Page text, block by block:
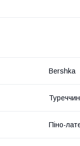
Bershka
Піно-